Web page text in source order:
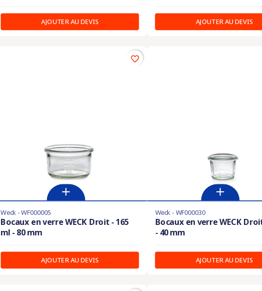
AJOUTER AU DEVIS AJOUTER AU DEVIS
Weck - WF000005
Bocaux en verre WECK Droit - 165
ml - 80 mm
AJOUTER AU DEVIS
favorite_border
Weck - WF000030
Bocaux en verre WECK
- 40 mm
AJOUTER AU DEVIS